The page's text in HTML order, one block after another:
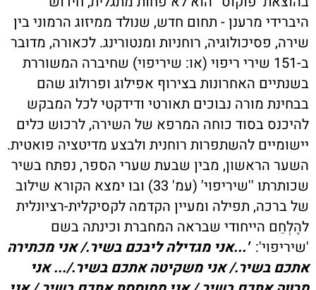
היברידי מרענן - תחום חדש, שנולד ממיזוג הרמוני בין
שירה, פסיכולוגיה, רוחניות ומנטורינג. לכאורה, מדובר
ב-151 שירי ריפוי (או: שיריפוי) שחיברה המשוררת
בשנתיים האחרונות בצירוף אפילוג ופרולוג שהם
בבחינת מורה נבוכים תאורטי ודידקטי לכל המבקש
להיכנס בסוד כוחה המרפא של השירה, לרכוש כלים
יישומיים להשתפרות רוחנית ולבצע מדיטציה פואטית.
השער הראשון, מבין שבעת שערי הספר, נפתח בשיר
שכותרתו ''שיריפוי' (עמ' 33) ובו ימצא הקורא שילוב
של ברכה, תפילה ומעיין הקדמה לקסיקלית-רציונלית
להֶלְחֵם הייחודי שבראה המחברת וכינתה בשם
'שיריפוי':'...אני מגדילה ליבכם בשיר./ אני מכתירה
אתכם בשיר./ אני משקיטה אתכם בשיר./... אני